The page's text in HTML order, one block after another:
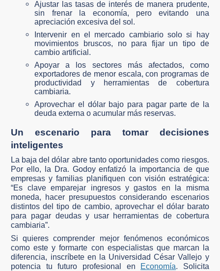
Ajustar las tasas de interés de manera prudente,
sin frenar la economía, pero evitando una
apreciación excesiva del sol.
Intervenir en el mercado cambiario solo si hay
movimientos bruscos, no para fijar un tipo de
cambio artificial.
Apoyar a los sectores más afectados, como
exportadores de menor escala, con programas de
productividad y herramientas de cobertura
cambiaria.
Aprovechar el dólar bajo para pagar parte de la
deuda externa o acumular más reservas.
Un escenario para tomar decisiones
inteligentes
La baja del dólar abre tanto oportunidades como riesgos.
Por ello, la Dra. Godoy enfatizó la importancia de que
empresas y familias planifiquen con visión estratégica:
“Es clave emparejar ingresos y gastos en la misma
moneda, hacer presupuestos considerando escenarios
distintos del tipo de cambio, aprovechar el dólar barato
para pagar deudas y usar herramientas de cobertura
cambiaria”.
Si quieres comprender mejor fenómenos económicos
como este y formarte con especialistas que marcan la
diferencia, inscríbete en la Universidad César Vallejo y
potencia tu futuro profesional en
Economía. Solicita